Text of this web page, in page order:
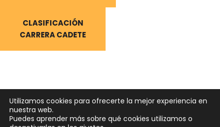
CLASIFICACIÓN
CARRERA CADETE
Neve| Funciona gracias aWordPress
Utilizamos cookies para ofrecerte la mejor experiencia en
nuestra web.
Puedes aprender más sobre qué cookies utilizamos o